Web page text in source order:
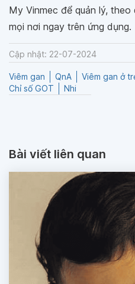
My Vinmec để quản lý,
mọi nơi ngay trên ứng dụng.
Cập nhật: 22-07-2024
Viêm gan QnA Viêm gan ở
Chỉ số GOT
Nhi
Bài viết liên quan